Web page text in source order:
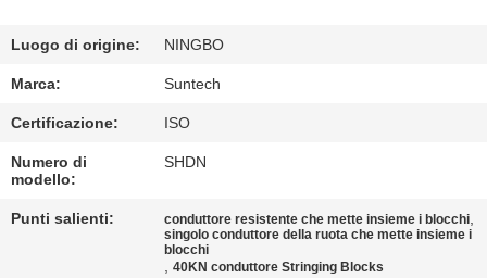
MAPPA
DEL
SITO
POLITICA
SULLA
Luogo di origine: NINGBO
Marca: Suntech
Certificazione: ISO
Numero di
modello:
SHDN
Punti salienti: conduttore resistente che mette insieme i blocchi,
singolo conduttore della ruota che mette insieme i
blocchi
,40KN conduttore Stringing Blocks